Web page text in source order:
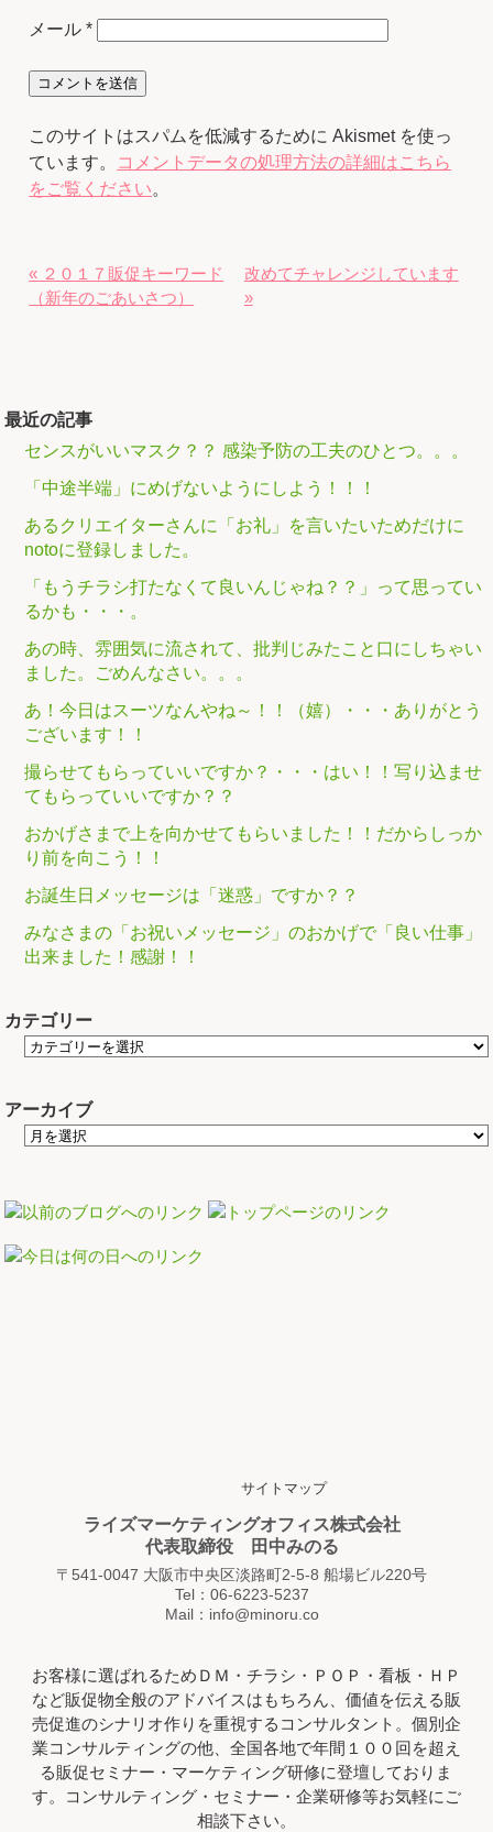
メール*
このサイトはスパムを低減するために Akismet を使っ
ています。
コメントデータの処理方法の詳細はこちら
をご覧ください。
« ２０１７販促キーワード
（新年のごあいさつ）
改めてチャレンジしています
»
最近の記事
センスがいいマスク？？ 感染予防の工夫のひとつ。。。
「中途半端」にめげないようにしよう！！！
あるクリエイターさんに「お礼」を言いたいためだけに
notoに登録しました。
「もうチラシ打たなくて良いんじゃね？？」って思ってい
るかも・・・。
あの時、雰囲気に流されて、批判じみたこと口にしちゃい
ました。ごめんなさい。。。
あ！今日はスーツなんやね～！！（嬉）・・・ありがとう
ございます！！
撮らせてもらっていいですか？・・・はい！！写り込ませ
てもらっていいですか？？
おかげさまで上を向かせてもらいました！！だからしっか
り前を向こう！！
お誕生日メッセージは「迷惑」ですか？？
みなさまの「お祝いメッセージ」のおかげで「良い仕事」
出来ました！感謝！！
カテゴリー
アーカイブ
サイトマップ
ライズマーケティングオフィス株式会社
代表取締役 田中みのる
〒541-0047 大阪市中央区淡路町2-5-8 船場ビル220号
Tel：06-6223-5237
Mail：info@minoru.co
お客様に選ばれるためＤＭ・チラシ・ＰＯＰ・看板・ＨＰ
など販促物全般のアドバイスはもちろん、価値を伝える販
売促進のシナリオ作りを重視するコンサルタント。個別企
業コンサルティングの他、全国各地で年間１００回を超え
る販促セミナー・マーケティング研修に登壇しておりま
す。コンサルティング・セミナー・企業研修等お気軽にご
相談下さい。